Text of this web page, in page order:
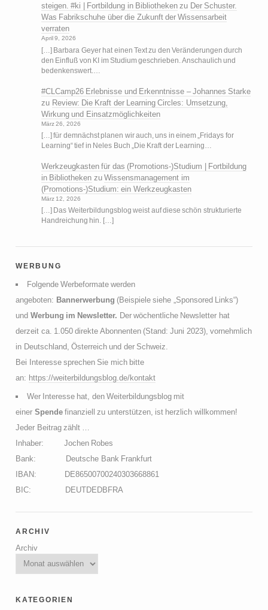
steigen. #ki | Fortbildung in Bibliothekenzu Der Schuster.
Was Fabrikschuhe über die Zukunft der Wissensarbeit
verraten
April 9, 2026
[…] Barbara Geyer hat einen Text zu den Veränderungen durch
den Einfluß von KI im Studium geschrieben. Anschaulich und
bedenkenswert.…
#CLCamp26 Erlebnisse und Erkenntnisse – Johannes Starke
zu Review: Die Kraft der Learning Circles: Umsetzung,
Wirkung und Einsatzmöglichkeiten
März 26, 2026
[…] für demnächst planen wir auch, uns in einem „Fridays for
Learning“ tief in Neles Buch „Die Kraft der Learning…
Werkzeugkasten für das (Promotions-)Studium | Fortbildung
in Bibliotheken zuWissensmanagement im
(Promotions-)Studium: ein Werkzeugkasten
März 12, 2026
[…] Das Weiterbildungsblog weist auf diese schön strukturierte
Handreichung hin. […]
werbung
Folgende Werbeformate werden
angeboten: Bannerwerbung (Beispiele siehe „Sponsored Links“)
und Werbung im Newsletter. Der wöchentliche Newsletter hat
derzeit ca. 1.050 direkte Abonnenten (Stand: Juni 2023), vornehmlich
in Deutschland, Österreich und der Schweiz.
Bei Interesse sprechen Sie mich bitte
an: https://weiterbildungsblog.de/kontakt
Wer Interesse hat, den Weiterbildungsblog mit
einer Spendefinanziell zu unterstützen, ist herzlich willkommen!
Jeder Beitrag zählt …
Inhaber: Jochen Robes
Bank: Deutsche Bank Frankfurt
IBAN: DE86500700240303668861
BIC: DEUTDEDBFRA
archiv
Archiv
kategorien